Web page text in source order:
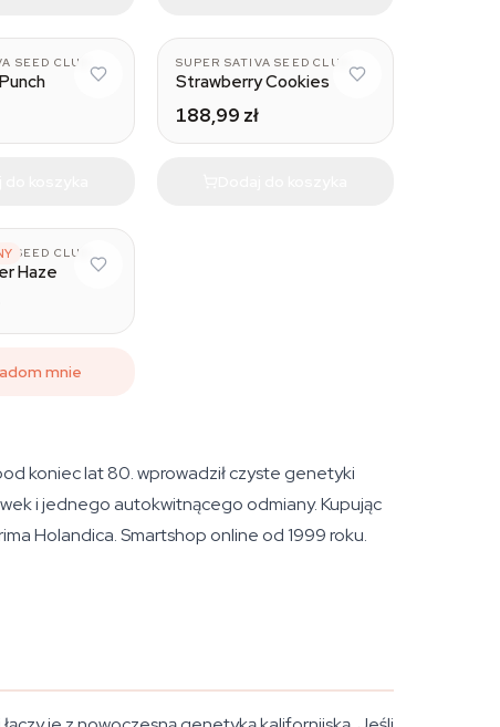
SEED CLUB SUPER SATIVA SEED CLUB
Strawberry Cookies
188,99 zł
SEED CLUB
Haze
mnie
koniec lat 80. wprowadził czyste genetyki
i jednego autokwitnącego odmiany. Kupując
Holandica. Smartshop online od 1999 roku.